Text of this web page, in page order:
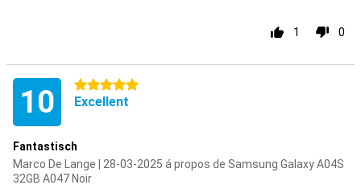
1 0
10 5 étoiles
Excellent
Fantastisch
Marco De Lange | 28-03-2025 á propos de Samsung Galaxy A04S
32GB A047 Noir